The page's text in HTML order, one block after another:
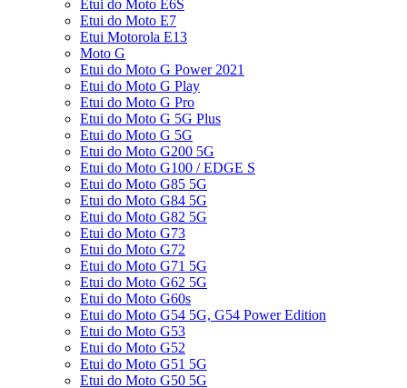
Etui do Moto E6S
Etui do Moto E7
Etui Motorola E13
Moto G
Etui do Moto G Power 2021
Etui do Moto G Play
Etui do Moto G Pro
Etui do Moto G 5G Plus
Etui do Moto G 5G
Etui do Moto G200 5G
Etui do Moto G100 / EDGE S
Etui do Moto G85 5G
Etui do Moto G84 5G
Etui do Moto G82 5G
Etui do Moto G73
Etui do Moto G72
Etui do Moto G71 5G
Etui do Moto G62 5G
Etui do Moto G60s
Etui do Moto G54 5G, G54 Power Edition
Etui do Moto G53
Etui do Moto G52
Etui do Moto G51 5G
Etui do Moto G50 5G